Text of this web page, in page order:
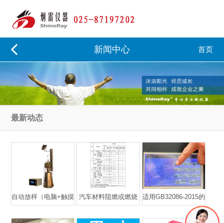
新闻中心 首页
最新动态
自动放样（电脑+触摸 汽车材料阻燃或燃烧 适用GB32086-2015的
QCC-1汽车内饰材料